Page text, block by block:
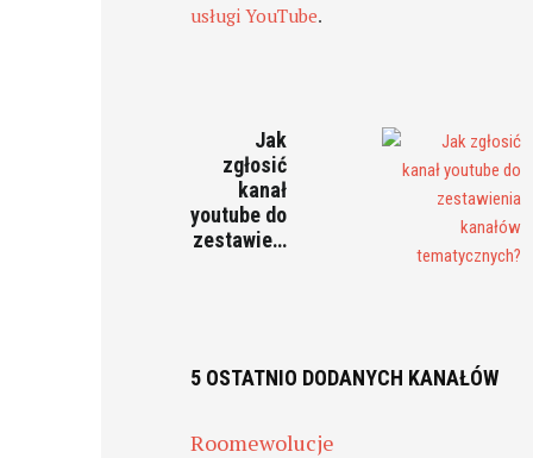
usługi YouTube.
Jak
zgłosić
kanał
youtube do
zestawie…
5 OSTATNIO DODANYCH KANAŁÓW
Roomewolucje